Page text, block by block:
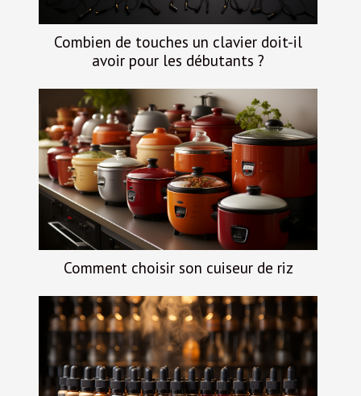
Combien de touches un clavier doit-il
avoir pour les débutants ?
Comment choisir son cuiseur de riz